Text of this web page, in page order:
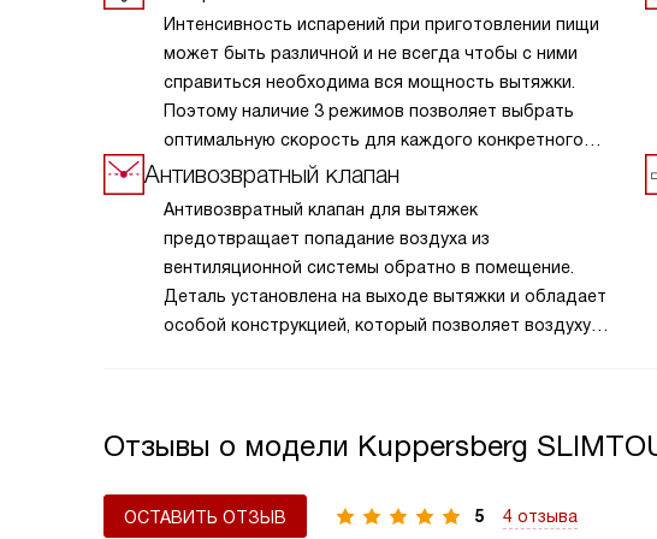
Интенсивность испарений при приготовлении пищи
может быть различной и не всегда чтобы с ними
справиться необходима вся мощность вытяжки.
Поэтому наличие 3 режимов позволяет выбрать
оптимальную скорость для каждого конкретного
случая.
Антивозвратный клапан
Антивозвратный клапан для вытяжек
предотвращает попадание воздуха из
вентиляционной системы обратно в помещение.
Деталь установлена на выходе вытяжки и обладает
особой конструкцией, который позволяет воздуху
повышает эффективность работы вытяжки и
важный элемент вытяжки, который способствует
сохранению здорового микроклимата в комнате,
Отзывы о модели Kuppersberg
5 4 отзыва
ОСТАВИТЬ ОТЗЫВ